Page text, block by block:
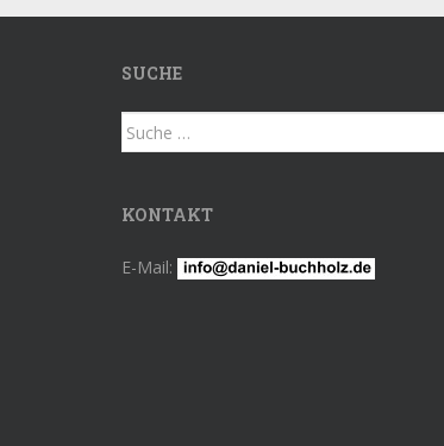
SUCHE
Suche
nach:
KONTAKT
E-Mail: